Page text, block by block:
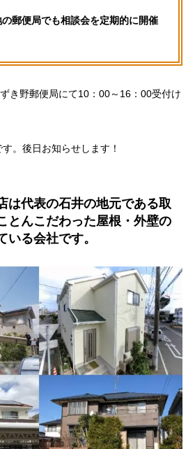
の郵便局でも相談会を定期的に開催
き野郵便局にて10：00～16：00受付け
。後日お知らせします！
は代表の石井の地元である取
とんこだわった屋根・外壁の
いる会社です。